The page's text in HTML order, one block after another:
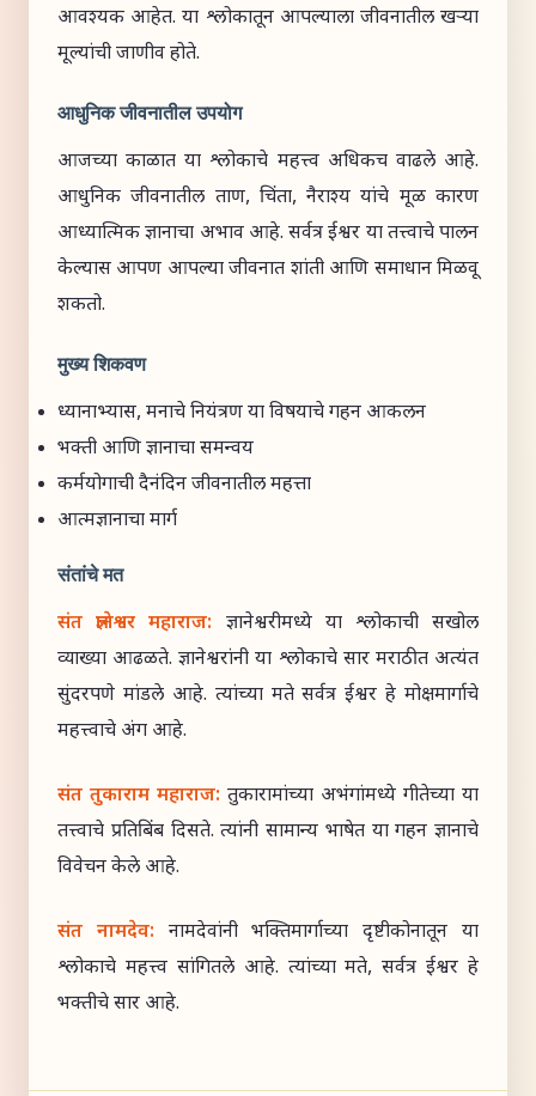
आवश्यक आहेत. या श्लोकातून आपल्याला जीवनातील खऱ्या
मूल्यांची जाणीव होते.
आधुनिक जीवनातील उपयोग
आजच्या काळात या श्लोकाचे महत्त्व अधिकच वाढले आहे.
आधुनिक जीवनातील ताण, चिंता, नैराश्य यांचे मूळ कारण
आध्यात्मिक ज्ञानाचा अभाव आहे. सर्वत्र ईश्वर या तत्त्वाचे पालन
केल्यास आपण आपल्या जीवनात शांती आणि समाधान मिळवू
शकतो.
मुख्य शिकवण
ध्यानाभ्यास, मनाचे नियंत्रण या विषयाचे गहन आकलन
भक्ती आणि ज्ञानाचा समन्वय
कर्मयोगाची दैनंदिन जीवनातील महत्ता
आत्मज्ञानाचा मार्ग
संतांचे मत
संत ज्ञानेश्वर महाराज: ज्ञानेश्वरीमध्ये या श्लोकाची सखोल
व्याख्या आढळते. ज्ञानेश्वरांनी या श्लोकाचे सार मराठीत अत्यंत
सुंदरपणे मांडले आहे. त्यांच्या मते सर्वत्र ईश्वर हे मोक्षमार्गाचे
महत्त्वाचे अंग आहे.
संत तुकाराम महाराज: तुकारामांच्या अभंगांमध्ये गीतेच्या या
तत्त्वाचे प्रतिबिंब दिसते. त्यांनी सामान्य भाषेत या गहन ज्ञानाचे
विवेचन केले आहे.
संत नामदेव: नामदेवांनी भक्तिमार्गाच्या दृष्टीकोनातून या
श्लोकाचे महत्त्व सांगितले आहे. त्यांच्या मते, सर्वत्र ईश्वर हे
भक्तीचे सार आहे.